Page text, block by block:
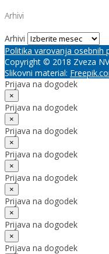
Arhivi
Arhivi
Politika varovanja osebnih
Copyright © 2018 Zveza
Slikovni material:
Prijava na dogodek
×
Prijava na dogodek
×
Prijava na dogodek
×
Prijava na dogodek
×
Prijava na dogodek
×
Prijava na dogodek
×
Prijava na dogodek
×
Prijava na dogodek